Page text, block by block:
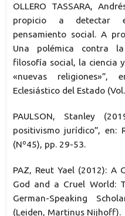
OLLERO TASSARA,
propicio a detectar
pensamiento social. A
Una polémica contra
filosofía social, la ciencia
«nuevas religiones»”,
Eclesiástico del Estado
PAULSON, Stanley
positivismo jurídico”, en:
(Nº45), pp. 29-53.
PAZ, Reut Yael (2012): A
God and a Cruel World:
German-Speaking
(Leiden, Martinus Nijhoff).